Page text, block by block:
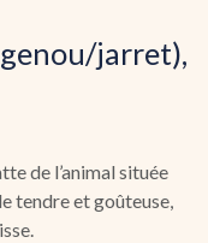
jarret),
de l’animal située
tendre et goûteuse,